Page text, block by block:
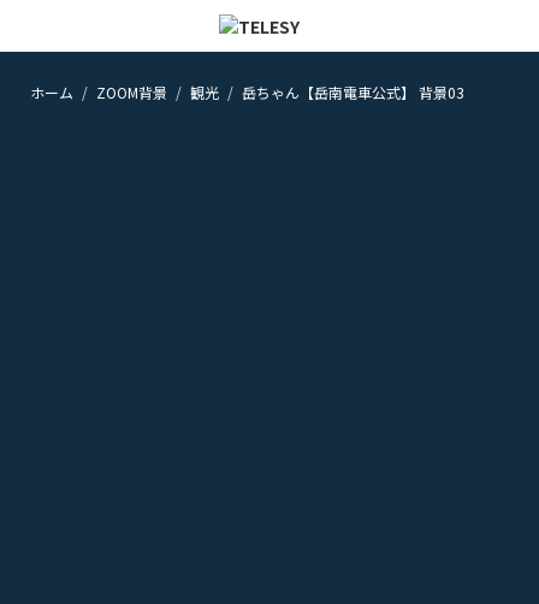
ホーム
ホーム ZOOM背景 観光 岳ちゃん【岳南電車公式】 背景03